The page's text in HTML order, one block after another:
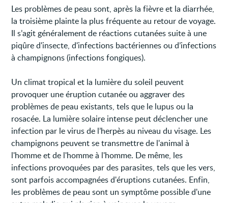
Les problèmes de peau sont, après la fièvre et la diarrhée,
la troisième plainte la plus fréquente au retour de voyage.
Il s’agit généralement de réactions cutanées suite à une
piqûre d'insecte, d'infections bactériennes ou d’infections
à champignons (infections fongiques).
Un climat tropical et la lumière du soleil peuvent
provoquer une éruption cutanée ou aggraver des
problèmes de peau existants, tels que le lupus ou la
rosacée. La lumière solaire intense peut déclencher une
infection par le virus de l’herpès au niveau du visage. Les
champignons peuvent se transmettre de l'animal à
l'homme et de l'homme à l'homme. De même, les
infections provoquées par des parasites, tels que les vers,
sont parfois accompagnées d'éruptions cutanées. Enfin,
les problèmes de peau sont un symptôme possible d'une